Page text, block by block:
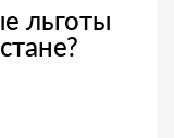
льготы